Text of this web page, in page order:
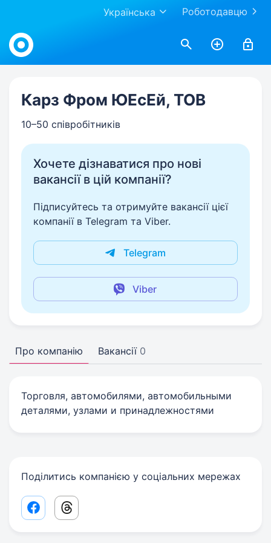
Роботодавцю
Українська
Work.ua
Карз Фром ЮЕсЕй, ТОВ
10–50 співробітників
Хочете дізнаватися про нові
вакансії в цій компанії?
Підписуйтесь та отримуйте вакансії цієї
компанії в Telegram та Viber.
Telegram
Viber
Про компанію Вакансії 0
Торговля, автомобилями, автомобильными
деталями, узлами и принадлежностями
Поділитись компанією у соціальних мережах
Facebook share link
Threads share link